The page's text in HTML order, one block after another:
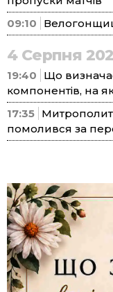
09:10
4 Серпня
19:40
Що
компонентів, на
17:35 Митрополит
помолився за